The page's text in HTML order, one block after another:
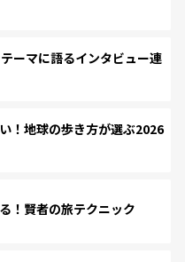
ーマに語るインタビュー連
！地球の歩き方が選ぶ2026
！賢者の旅テクニック